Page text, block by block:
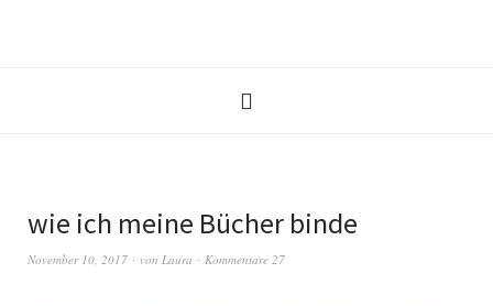
wie ich meine Bücher binde
November 10, 2017 von Laura Kommentare 27